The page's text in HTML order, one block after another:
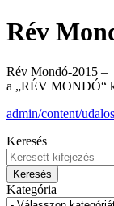
Rév
Rév Mondó-2015 –
a „RÉV MONDÓ“
admin/content/
Keresés
Keresés
Kategória